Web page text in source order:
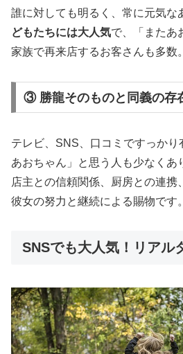
誰に対しても明るく、常に元気な
どもたちには大人気で、「またあ
家族で再来店するお客さんも多数。
③ 勝龍そのものと同義の存
テレビ、SNS、口コミですっかり
あおちゃん」と思う人も少なくあ
店主との信頼関係、厨房との連
彼女の努力と継続による賜物です。
SNSでも大人気！リアル